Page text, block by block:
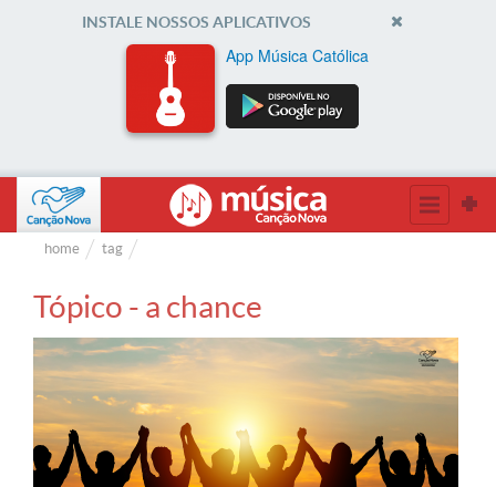
INSTALE NOSSOS APLICATIVOS
App Música Católica
home tag
Tópico - a chance